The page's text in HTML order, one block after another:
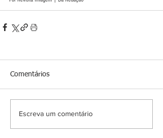
Comentários
Escreva um comentário